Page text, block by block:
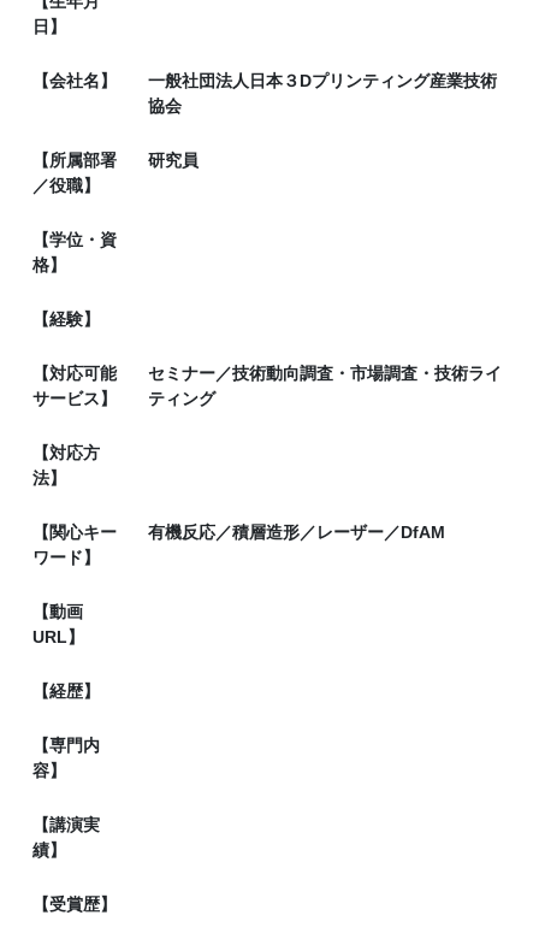
日】
【会社名】
一般社団法人日本３Dプリンティング産業技術
協会
【所属部署
／役職】
研究員
【学位・資
格】
【経験】
【対応可能
サービス】
セミナー／技術動向調査・市場調査・技術ライ
ティング
【対応方
法】
【関心キー
ワード】
有機反応／積層造形／レーザー／DfAM
【動画
URL】
【経歴】
【専門内
容】
【講演実
績】
【受賞歴】